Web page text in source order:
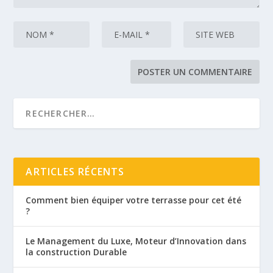
ARTICLES RÉCENTS
Comment bien équiper votre terrasse pour cet été
?
Le Management du Luxe, Moteur d’Innovation dans
la construction Durable